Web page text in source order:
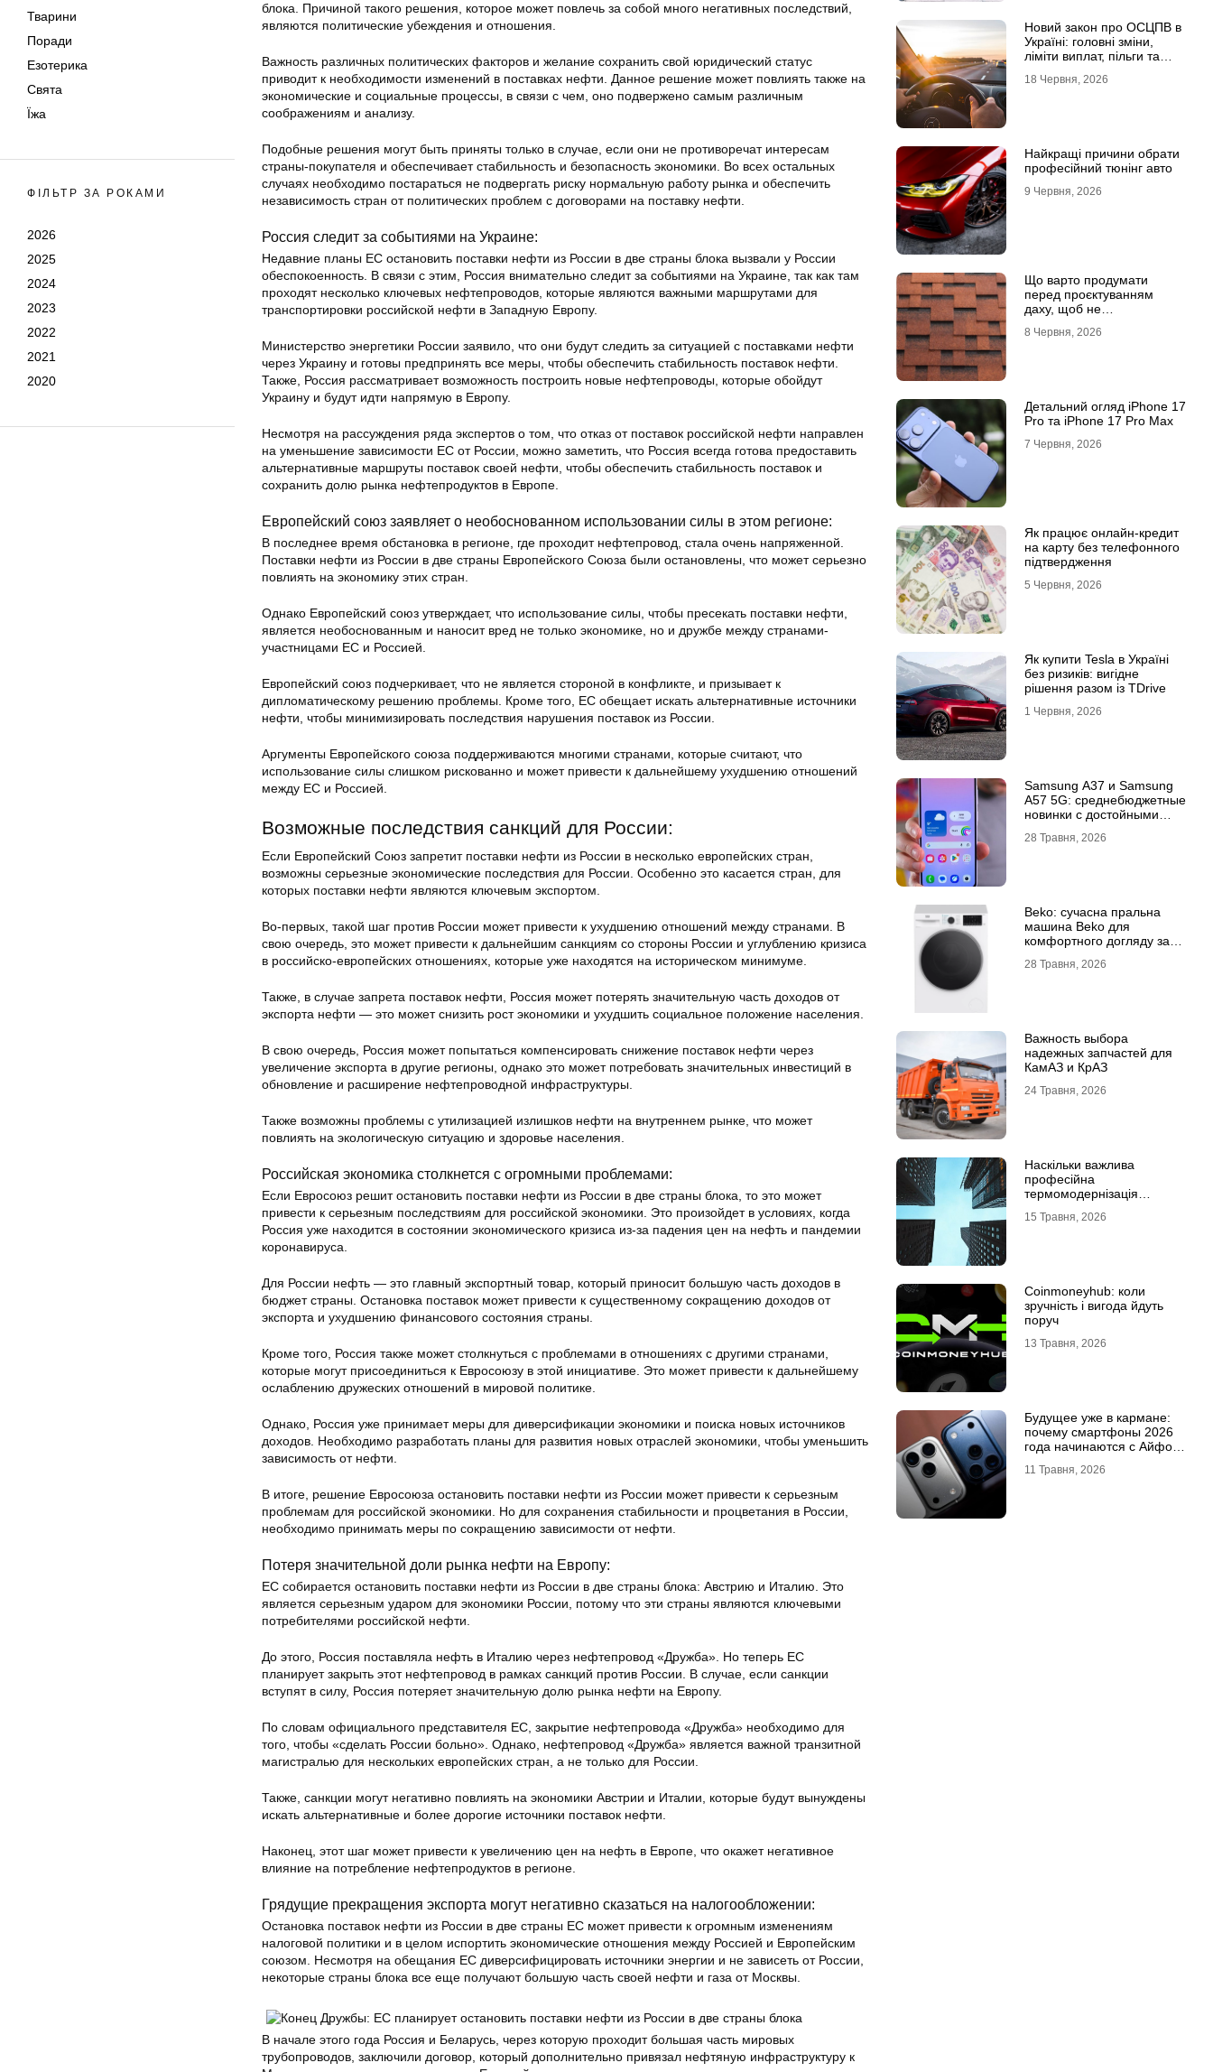
Тварини
Поради
Езотерика
Свята
Їжа
ФІЛЬТР ЗА РОКАМИ
2026
2025
2024
2023
2022
2021
2020
блока. Причиной такого решения, которое может повлечь за собой много негативных последствий,
являются политические убеждения и отношения.
Важность различных политических факторов и желание сохранить свой юридический статус
приводит к необходимости изменений в поставках нефти. Данное решение может повлиять также на
экономические и социальные процессы, в связи с чем, оно подвержено самым различным
соображениям и анализу.
Подобные решения могут быть приняты только в случае, если они не противоречат интересам
страны-покупателя и обеспечивает стабильность и безопасность экономики. Во всех остальных
случаях необходимо постараться не подвергать риску нормальную работу рынка и обеспечить
независимость стран от политических проблем с договорами на поставку нефти.
Россия следит за событиями на Украине:
Недавние планы ЕС остановить поставки нефти из России в две страны блока вызвали у России
обеспокоенность. В связи с этим, Россия внимательно следит за событиями на Украине, так как там
проходят несколько ключевых нефтепроводов, которые являются важными маршрутами для
транспортировки российской нефти в Западную Европу.
Министерство энергетики России заявило, что они будут следить за ситуацией с поставками нефти
через Украину и готовы предпринять все меры, чтобы обеспечить стабильность поставок нефти.
Также, Россия рассматривает возможность построить новые нефтепроводы, которые обойдут
Украину и будут идти напрямую в Европу.
Несмотря на рассуждения ряда экспертов о том, что отказ от поставок российской нефти направлен
на уменьшение зависимости ЕС от России, можно заметить, что Россия всегда готова предоставить
альтернативные маршруты поставок своей нефти, чтобы обеспечить стабильность поставок и
сохранить долю рынка нефтепродуктов в Европе.
Европейский союз заявляет о необоснованном использовании силы в этом регионе:
В последнее время обстановка в регионе, где проходит нефтепровод, стала очень напряженной.
Поставки нефти из России в две страны Европейского Союза были остановлены, что может серьезно
повлиять на экономику этих стран.
Однако Европейский союз утверждает, что использование силы, чтобы пресекать поставки нефти,
является необоснованным и наносит вред не только экономике, но и дружбе между странами-
участницами ЕС и Россией.
Европейский союз подчеркивает, что не является стороной в конфликте, и призывает к
дипломатическому решению проблемы. Кроме того, ЕС обещает искать альтернативные источники
нефти, чтобы минимизировать последствия нарушения поставок из России.
Аргументы Европейского союза поддерживаются многими странами, которые считают, что
использование силы слишком рискованно и может привести к дальнейшему ухудшению отношений
между ЕС и Россией.
Возможные последствия санкций для России:
Если Европейский Союз запретит поставки нефти из России в несколько европейских стран,
возможны серьезные экономические последствия для России. Особенно это касается стран, для
которых поставки нефти являются ключевым экспортом.
Во-первых, такой шаг против России может привести к ухудшению отношений между странами. В
свою очередь, это может привести к дальнейшим санкциям со стороны России и углублению кризиса
в российско-европейских отношениях, которые уже находятся на историческом минимуме.
Также, в случае запрета поставок нефти, Россия может потерять значительную часть доходов от
экспорта нефти — это может снизить рост экономики и ухудшить социальное положение населения.
В свою очередь, Россия может попытаться компенсировать снижение поставок нефти через
увеличение экспорта в другие регионы, однако это может потребовать значительных инвестиций в
обновление и расширение нефтепроводной инфраструктуры.
Также возможны проблемы с утилизацией излишков нефти на внутреннем рынке, что может
повлиять на экологическую ситуацию и здоровье населения.
Российская экономика столкнется с огромными проблемами:
Если Евросоюз решит остановить поставки нефти из России в две страны блока, то это может
привести к серьезным последствиям для российской экономики. Это произойдет в условиях, когда
Россия уже находится в состоянии экономического кризиса из-за падения цен на нефть и пандемии
коронавируса.
Для России нефть — это главный экспортный товар, который приносит большую часть доходов в
бюджет страны. Остановка поставок может привести к существенному сокращению доходов от
экспорта и ухудшению финансового состояния страны.
Кроме того, Россия также может столкнуться с проблемами в отношениях с другими странами,
которые могут присоединиться к Евросоюзу в этой инициативе. Это может привести к дальнейшему
ослаблению дружеских отношений в мировой политике.
Однако, Россия уже принимает меры для диверсификации экономики и поиска новых источников
доходов. Необходимо разработать планы для развития новых отраслей экономики, чтобы уменьшить
зависимость от нефти.
В итоге, решение Евросоюза остановить поставки нефти из России может привести к серьезным
проблемам для российской экономики. Но для сохранения стабильности и процветания в России,
необходимо принимать меры по сокращению зависимости от нефти.
Потеря значительной доли рынка нефти на Европу:
ЕС собирается остановить поставки нефти из России в две страны блока: Австрию и Италию. Это
является серьезным ударом для экономики России, потому что эти страны являются ключевыми
потребителями российской нефти.
До этого, Россия поставляла нефть в Италию через нефтепровод «Дружба». Но теперь ЕС
планирует закрыть этот нефтепровод в рамках санкций против России. В случае, если санкции
вступят в силу, Россия потеряет значительную долю рынка нефти на Европу.
По словам официального представителя ЕС, закрытие нефтепровода «Дружба» необходимо для
того, чтобы «сделать России больно». Однако, нефтепровод «Дружба» является важной транзитной
магистралью для нескольких европейских стран, а не только для России.
Также, санкции могут негативно повлиять на экономики Австрии и Италии, которые будут вынуждены
искать альтернативные и более дорогие источники поставок нефти.
Наконец, этот шаг может привести к увеличению цен на нефть в Европе, что окажет негативное
влияние на потребление нефтепродуктов в регионе.
Грядущие прекращения экспорта могут негативно сказаться на налогообложении:
Остановка поставок нефти из России в две страны ЕС может привести к огромным изменениям
налоговой политики и в целом испортить экономические отношения между Россией и Европейским
союзом. Несмотря на обещания ЕС диверсифицировать источники энергии и не зависеть от России,
некоторые страны блока все еще получают большую часть своей нефти и газа от Москвы.
В начале этого года Россия и Беларусь, через которую проходит большая часть мировых
трубопроводов, заключили договор, который дополнительно привязал нефтяную инфраструктуру к
Новий закон про ОСЦПВ в
Україні: головні зміни,
ліміти виплат, пільги та
18 Червня, 2026
Найкращі причини обрати
професійний тюнінг авто
9 Червня, 2026
Що варто продумати
перед проєктуванням
даху, щоб не
будівництва
8 Червня, 2026
Детальний огляд iPhone 17
Pro та iPhone 17 Pro Max
7 Червня, 2026
Як працює онлайн-кредит
на карту без телефонного
підтвердження
5 Червня, 2026
Як купити Tesla в Україні
без ризиків: вигідне
рішення разом із TDrive
1 Червня, 2026
Samsung A37 и Samsung
A57 5G: среднебюджетные
новинки с достойными
28 Травня, 2026
Beko: сучасна пральна
машина Beko для
комфортного догляду за
28 Травня, 2026
Важность выбора
надежных запчастей для
КамАЗ и КрАЗ
24 Травня, 2026
Наскільки важлива
професійна
термомодернізація
15 Травня, 2026
Coinmoneyhub: коли
зручність і вигода йдуть
поруч
13 Травня, 2026
Будущее уже в кармане:
почему смартфоны 2026
года начинаются с Айфон
11 Травня, 2026